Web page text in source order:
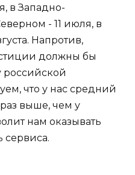
в Западно-
- 11 июля, в
Напротив,
должны бы
российской
что у нас средний
выше, чем у
нам оказывать
сервиса.